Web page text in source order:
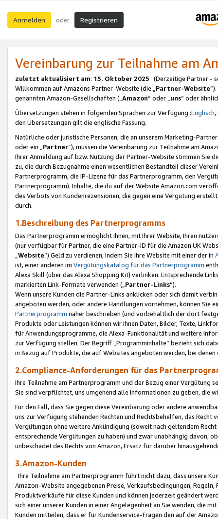
Anmelden oder Registrieren
Vereinbarung zur Teilnahme am
zuletzt aktualisiert am: 15. Oktober 2025 (Derzeitige Partner -
Willkommen auf Amazons Partner-Website (die „Partner-Website
genannten Amazon-Gesellschaften („Amazon“ oder „uns“ oder
Übersetzungen stehen in folgenden Sprachen zur Verfügung :Englisch,
den Übersetzungen gilt die englische Fassung.
Natürliche oder juristische Personen, die an unserem Marketing-
oder ein „Partner“), müssen die Vereinbarung zur Teilnahme am
Ihrer Anmeldung auf bzw. Nutzung der Partner-Website stimmen Sie
zu, die durch Bezugnahme einen wesentlichen Bestandteil dieser
Partnerprogramm, die IP-Lizenz für das Partnerprogramm, den
Partnerprogramm). Inhalte, die du auf der Website Amazon.com
des Verbots von Kundenrezensionen, die gegen eine Vergütung
durch.
1.Beschreibung des Partnerprogramms
Das Partnerprogramm ermöglicht Ihnen, mit Ihrer Website, Ihren
(nur verfügbar für Partner, die eine Partner-ID für die Amazon UK
Website“) Geld zu verdienen, indem Sie Ihre Website mit einer der in
ist, einer anderen im Vergütungskatalog für das Partnerprogramm
Alexa Skill (über das Alexa Shopping Kit) verlinken. Entsprechende
markierten Link-Formate verwenden („ Partner-Links“).
Wenn unsere Kunden die Partner-Links anklicken oder sich damit
angeboten werden, oder andere Handlungen vornehmen, können Sie
Partnerprogramm näher beschrieben (und vorbehaltlich der dort
Produkte oder Leistungen können wir Ihnen Daten, Bilder, Texte,
für Anwendungsprogramme, die Alexa-Funktionalität und weitere
zur Verfügung stellen. Der Begriff „Programminhalte“ bezieht sich
in Bezug auf Produkte, die auf Websites angeboten werden, bei
2.Compliance-Anforderungen für das
Ihre Teilnahme am Partnerprogramm und der Bezug einer Vergütung
Sie sind verpflichtet, uns umgehend alle Informationen zu geben, die
Für den Fall, dass Sie gegen diese Vereinbarung oder andere
uns zur Verfügung stehenden Rechten und Rechtsbehelfen, das
Vergütungen ohne weitere Ankündigung (soweit nach geltendem
entsprechende Vergütungen zu haben) und zwar unabhängig davon,
unbeschadet des Rechts von Amazon, Ersatz für darüber
3.Amazon-Kunden
Ihre Teilnahme am Partnerprogramm führt nicht dazu, dass unsere
Amazon-Website angegebenen Preise, Verkaufsbedingungen,
Produktverkäufe für diese Kunden und können jederzeit geändert
sich einer unserer Kunden in einer Angelegenheit an Sie wenden, die
Kunden mitteilen, dass er für Kundenservice-Fragen den auf der